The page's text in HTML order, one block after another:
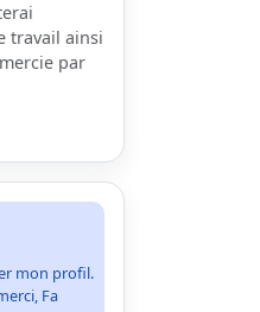
travail ainsi
par
mon profil.
Fa